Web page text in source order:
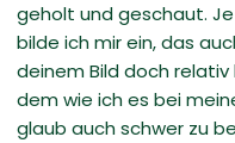
geholt und geschaut.
bilde ich mir ein, das
deinem Bild doch
dem wie ich es bei
glaub auch schwer zu